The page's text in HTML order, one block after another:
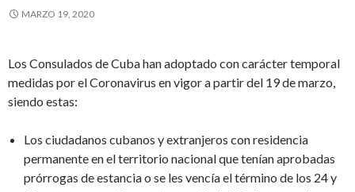
MARZO 19, 2020
Los Consulados de Cuba han adoptado con carácter temporal
medidas por el Coronavirus en vigor a partir del 19 de marzo,
siendo estas:
Los ciudadanos cubanos y extranjeros con residencia
permanente en el territorio nacional que tenían aprobadas
prórrogas de estancia o se les vencía el término de los 24 y